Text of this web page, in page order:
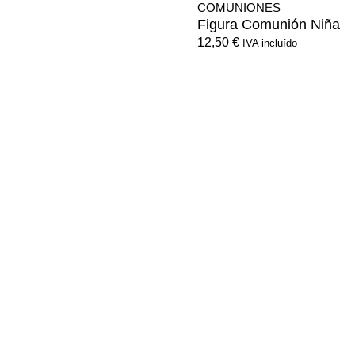
COMUNIONES
Figura Comunión Niña
12,50 € IVA incluído